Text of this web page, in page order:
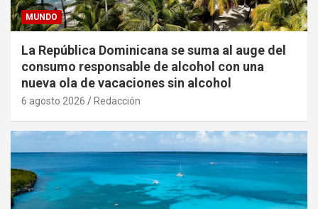
MUNDO
La República Dominicana se suma al auge del
consumo responsable de alcohol con una
nueva ola de vacaciones sin alcohol
6 agosto 2026 Redacción